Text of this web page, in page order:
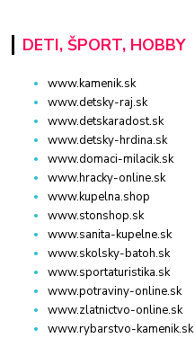
DETI, ŠPORT, HOBBY
www.kamenik.sk
www.detsky-raj.sk
www.detskaradost.sk
www.detsky-hrdina.sk
www.domaci-milacik.sk
www.hracky-online.sk
www.kupelna.shop
www.stonshop.sk
www.sanita-kupelne.sk
www.skolsky-batoh.sk
www.sportaturistika.sk
www.potraviny-online.sk
www.zlatnictvo-online.sk
www.rybarstvo-kamenik.sk